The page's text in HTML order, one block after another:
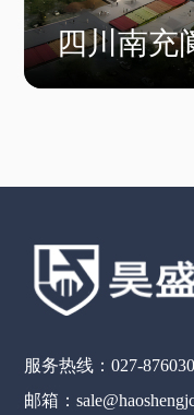
四川南充
服务热线：027-
邮箱：